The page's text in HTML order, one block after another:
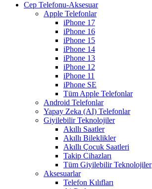
Cep Telefonu-Aksesuar
Apple Telefonlar
iPhone 17
iPhone 16
iPhone 15
iPhone 14
iPhone 13
iPhone 12
iPhone 11
iPhone SE
Tüm Apple Telefonlar
Android Telefonlar
Yapay Zeka (AI) Telefonlar
Giyilebilir Teknolojiler
Akıllı Saatler
Akıllı Bileklikler
Akıllı Çocuk Saatleri
Takip Cihazları
Tüm Giyilebilir Teknolojiler
Aksesuarlar
Telefon Kılıfları